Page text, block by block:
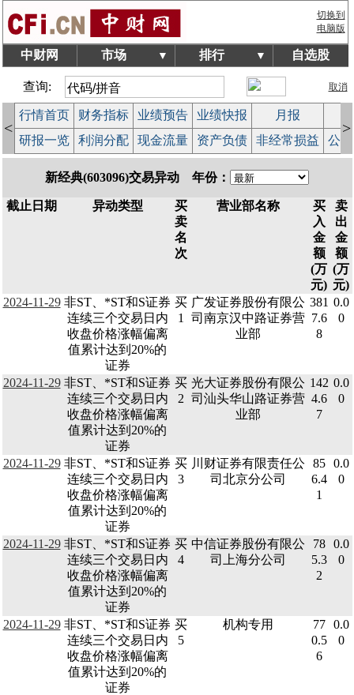
切换到
电脑版
中财网 市场 ▼ 排行 ▼ 自选股
查询: 取消
<
行情首页 财务指标 业绩预告 业绩快报 月报
研报一览
利润分配 现金流量 资产负债 非经常损益 公
>
新经典(603096)交易异动 年份：
截止日期 异动类型
买
卖
名
次
营业部名称
买
入
金
额
(万
元)
卖
出
金
额
(万
元)
2024-11-29 非ST、*ST和S证券
连续三个交易日内
收盘价格涨幅偏离
值累计达到20%的
证券
买
1
广发证券股份有限公
司南京汉中路证券营
业部
381
7.6
8
0.0
0
2024-11-29 非ST、*ST和S证券
连续三个交易日内
收盘价格涨幅偏离
值累计达到20%的
证券
买
2
光大证券股份有限公
司汕头华山路证券营
业部
142
4.6
7
0.0
0
2024-11-29 非ST、*ST和S证券
连续三个交易日内
收盘价格涨幅偏离
值累计达到20%的
证券
买
3
川财证券有限责任公
司北京分公司
85
6.4
1
0.0
0
2024-11-29 非ST、*ST和S证券
连续三个交易日内
收盘价格涨幅偏离
值累计达到20%的
证券
买
4
中信证券股份有限公
司上海分公司
78
5.3
2
0.0
0
2024-11-29 非ST、*ST和S证券
连续三个交易日内
收盘价格涨幅偏离
值累计达到20%的
证券
买
5
机构专用
77
0.5
6
0.0
0